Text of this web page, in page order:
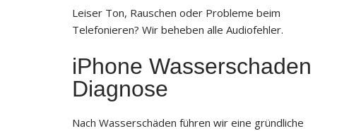
Leiser Ton, Rauschen oder Probleme beim
Telefonieren? Wir beheben alle Audiofehler.
iPhone Wasserschaden
Diagnose
Nach Wasserschäden führen wir eine gründliche